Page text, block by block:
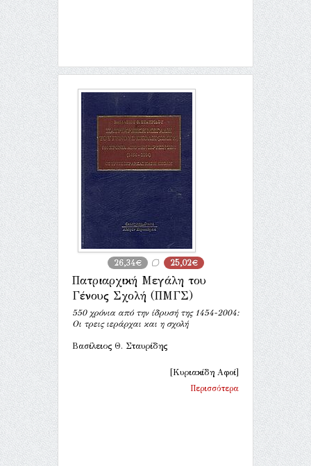
26,34€ 25,02€
Πατριαρχική Μεγάλη του
Γένους Σχολή (ΠΜΓΣ)
550 χρόνια από την ίδρυσή της 1454-2004:
Οι τρεις ιεράρχαι και η σχολή
Βασίλειος Θ. Σταυρίδης
[Κυριακίδη Αφοί]
Περισσότερα